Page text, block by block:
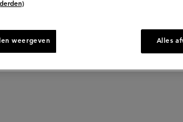
over smaakmakers in de keuken.
op de smaak? Lees snel verder!
weergeven Alles